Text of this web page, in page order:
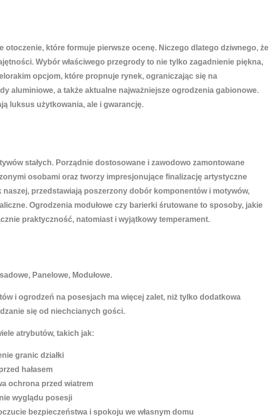
które formuje pierwsze ocenę. Niczego dlatego dziwnego, że
Wybór właściwego przegrody to nie tylko zagadnienie piękna,
opcjom, które propnuje rynek, ograniczając się na
aluminiowe, a także aktualne najważniejsze ogrodzenia gabionowe.
luksus użytkowania, ale i gwarancję.
stałych. Porządnie dostosowane i zawodowo zamontowane
osobami oraz tworzy impresjonujące finalizację artystyczne
przedstawiają poszerzony dobór komponentów i motywów,
Ogrodzenia modułowe czy barierki śrutowane to sposoby, jakie
praktyczność, natomiast i wyjątkowy temperament.
Panelowe, Modułowe.
i ogrodzeń na posesjach ma więcej zalet, niż tylko dodatkowa
się od niechcianych gości.
atrybutów, takich jak:
granic działki
hałasem
ochrona przed wiatrem
wyglądu posesji
bezpieczeństwa i spokoju we własnym domu